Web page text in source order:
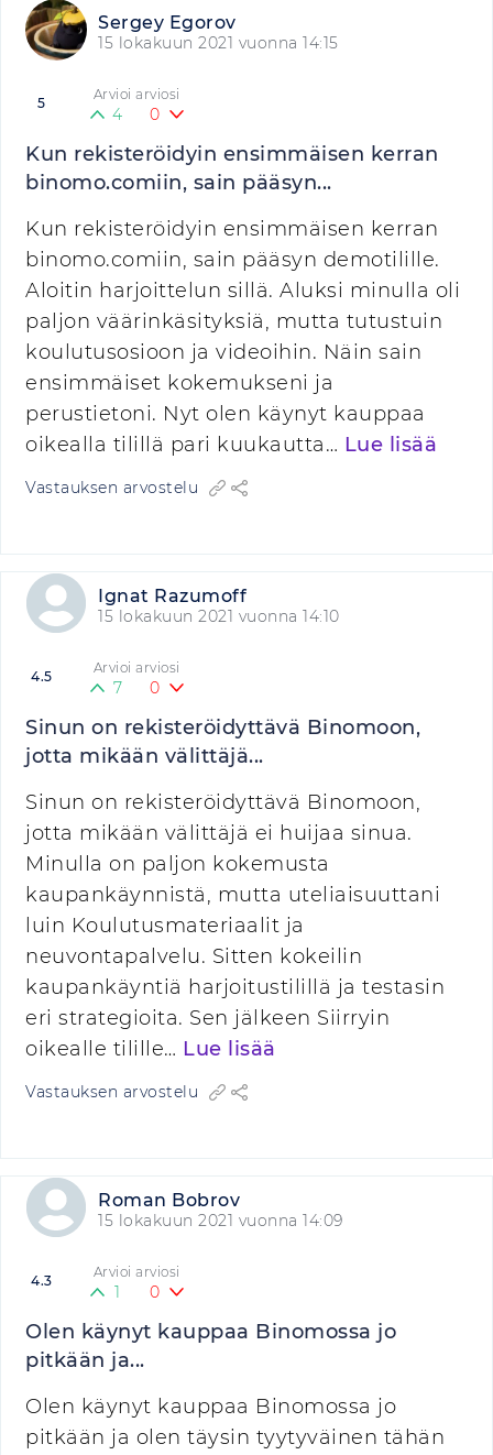
Sergey Egorov
15 lokakuun 2021 vuonna 14:15
5 Arvioi arviosi
4 0
Kun rekisteröidyin ensimmäisen kerran
binomo.comiin, sain pääsyn...
Kun rekisteröidyin ensimmäisen kerran
binomo.comiin, sain pääsyn demotilille.
Aloitin harjoittelun sillä. Aluksi minulla oli
paljon väärinkäsityksiä, mutta tutustuin
koulutusosioon ja videoihin. Näin sain
ensimmäiset kokemukseni ja
perustietoni. Nyt olen käynyt kauppaa
oikealla tilillä pari kuukautta… Lue lisää
Vastauksen arvostelu
Ignat Razumoff
15 lokakuun 2021 vuonna 14:10
4.5 Arvioi arviosi
7 0
Sinun on rekisteröidyttävä Binomoon,
jotta mikään välittäjä...
Sinun on rekisteröidyttävä Binomoon,
jotta mikään välittäjä ei huijaa sinua.
Minulla on paljon kokemusta
kaupankäynnistä, mutta uteliaisuuttani
luin Koulutusmateriaalit ja
neuvontapalvelu. Sitten kokeilin
kaupankäyntiä harjoitustilillä ja testasin
eri strategioita. Sen jälkeen Siirryin
oikealle tilille… Lue lisää
Vastauksen arvostelu
Roman Bobrov
15 lokakuun 2021 vuonna 14:09
4.3 Arvioi arviosi
1 0
Olen käynyt kauppaa Binomossa jo
pitkään ja...
Olen käynyt kauppaa Binomossa jo
pitkään ja olen täysin tyytyväinen tähän